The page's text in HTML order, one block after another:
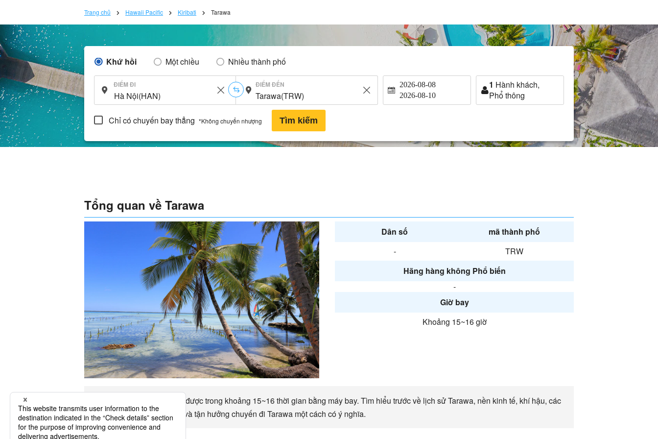
Trang chủ Hawaii Pacific Kiribati Tarawa
Khứ hồi Một chiều Nhiều thành phố
ĐIỂM ĐI ĐIỂM ĐẾN 2026-08-08
2026-08-10
1 Hành khách,
Phổ thông
Chỉ có chuyến bay thẳng *Không chuyển nhượng Tìm kiếm
Tổng quan về Tarawa
Dân số
mã thành phố
-
TRW
Hãng hàng không Phổ biến
-
Giờ bay
Khoảng 15~16 giờ
Lên đến Tarawa có thể đạt được trong khoảng 15~16 thời gian bằng máy bay. Tìm hiểu trước về lịch sử Tarawa, nền kinh tế, khí hậu, các
lựa chọn giao thông chính và tận hưởng chuyến đi Tarawa một cách có ý nghĩa.